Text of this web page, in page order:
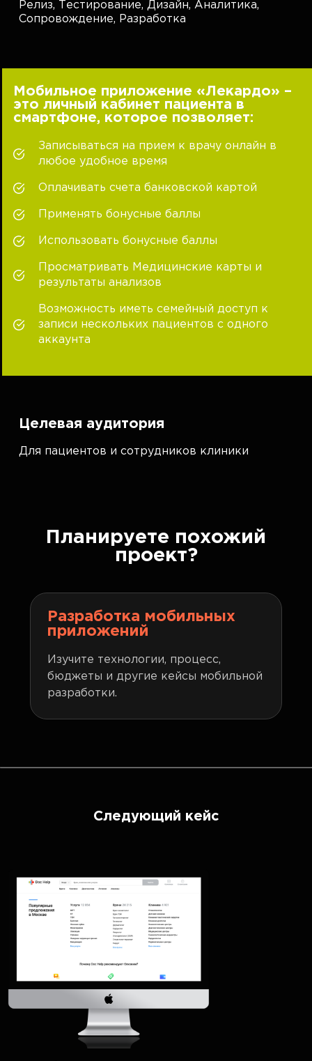
Релиз, Тестирование,Дизайн,Аналитика,
Сопровождение, Разработка
Мобильное приложение «Лекардо» –
это личный кабинет пациента в
смартфоне, которое позволяет:
Записываться на прием к врачу онлайн в
любое удобное время
Оплачивать счета банковской картой
Применять бонусные баллы
Использовать бонусные баллы
Просматривать Медицинские карты и
результаты анализов
Возможность иметь семейный доступ к
записи нескольких пациентов с одного
аккаунта
Целевая аудитория
Для пациентов и сотрудников клиники
Планируете похожий
проект?
Разработка мобильных
приложений
Изучите технологии, процесс,
бюджеты и другие кейсы мобильной
разработки.
Следующий кейс